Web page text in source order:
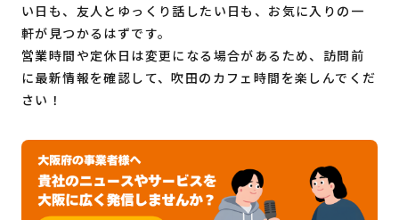
い日も、友人とゆっくり話したい日も、お気に入りの一
軒が見つかるはずです。
営業時間や定休日は変更になる場合があるため、訪問前
に最新情報を確認して、吹田のカフェ時間を楽しんでくだ
さい！